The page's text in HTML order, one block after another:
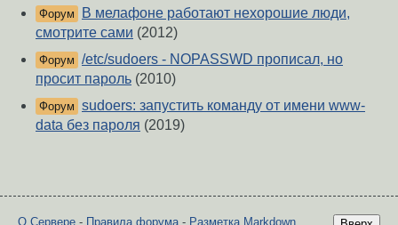
Форум
В мелафоне работают нехорошие люди,
смотрите сами (2012)
Форум /etc/sudoers - NOPASSWD прописал, но
просит пароль (2010)
Форум sudoers: запустить команду от имени www-
data без пароля (2019)
О Сервере - Правила форума - Разметка Markdown